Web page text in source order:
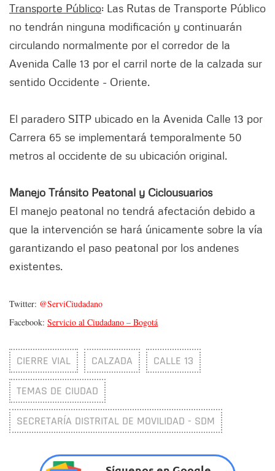
Transporte Público: Las Rutas de Transporte Público
no tendrán ninguna modificación y continuarán
circulando normalmente por el corredor de la
Avenida Calle 13 por el carril norte de la calzada sur
sentido Occidente - Oriente.
El paradero SITP ubicado en la Avenida Calle 13 por
Carrera 65 se implementará temporalmente 50
metros al occidente de su ubicación original.
Manejo Tránsito Peatonal y Ciclousuarios
El manejo peatonal no tendrá afectación debido a
que la intervención se hará únicamente sobre la vía
garantizando el paso peatonal por los andenes
existentes.
Twitter: @ServiCiudadano
Facebook: Servicio al Ciudadano – Bogotá
CIERRE VIAL CALZADA CALLE 13
TEMAS DE CIUDAD
SECRETARÍA DISTRITAL DE MOVILIDAD - SDM